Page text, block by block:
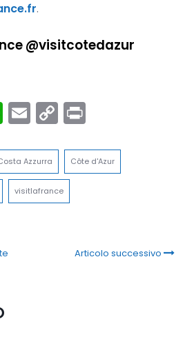
.
@visitcotedazur
WhatsApp
Email
Copy
Azzurra Côte d'Azur
visitlafrance
Articolo successivo